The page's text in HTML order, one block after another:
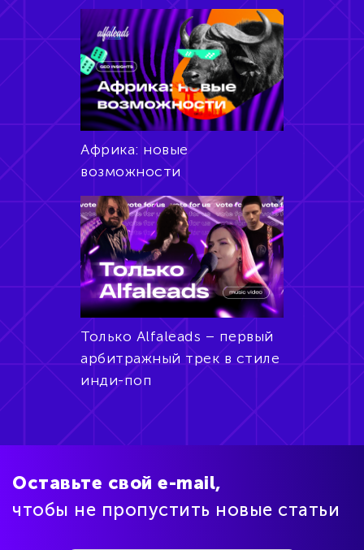
Африка: новые
возможности
Только Alfaleads – первый
арбитражный трек в стиле
инди-поп
Оставьте свой e-mail,
чтобы не пропустить новые статьи